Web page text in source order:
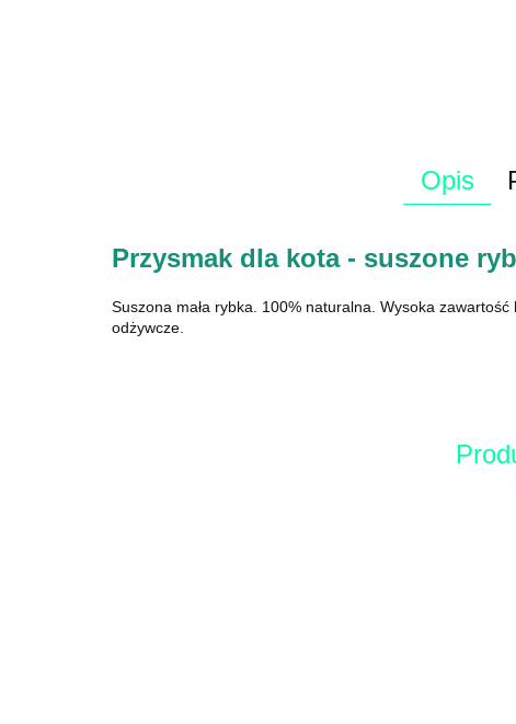
Opis
Przysmak dla kota - suszone
Suszona mała rybka. 100% naturalna. Wysoka
odżywcze.